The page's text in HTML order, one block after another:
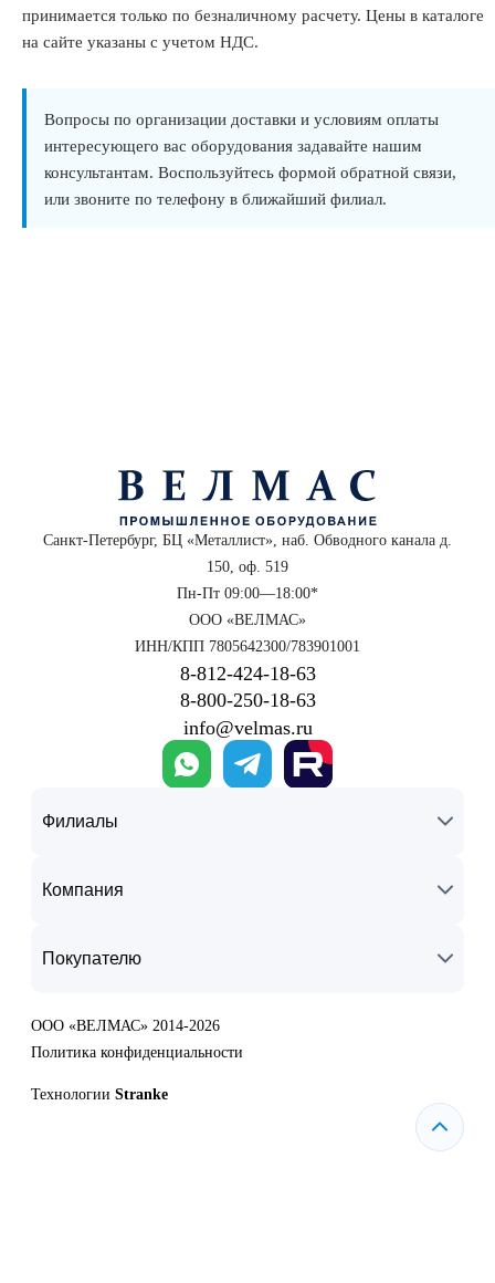
принимается только по безналичному расчету. Цены в каталоге
на сайте указаны с учетом НДС.
Вопросы по организации доставки и условиям оплаты
интересующего вас оборудования задавайте нашим
консультантам. Воспользуйтесь формой обратной связи,
или звоните по телефону в ближайший филиал.
Санкт-Петербург, БЦ «Металлист», наб. Обводного канала д.
150, оф. 519
Пн-Пт 09:00—18:00*
ООО «ВЕЛМАС»
ИНН/КПП 7805642300/783901001
8‑812‑424‑18‑63
8‑800‑250‑18‑63
info@velmas.ru
Филиалы
Компания
Покупателю
ООО «ВЕЛМАС» 2014-2026
Политика конфиденциальности
Технологии Stranke